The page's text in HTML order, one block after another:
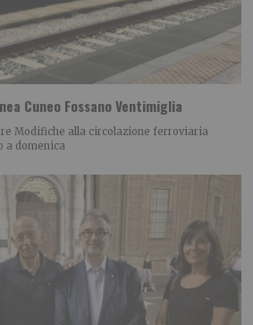
Cuneo Fossano Ventimiglia
Modifiche alla circolazione ferroviaria
a domenica